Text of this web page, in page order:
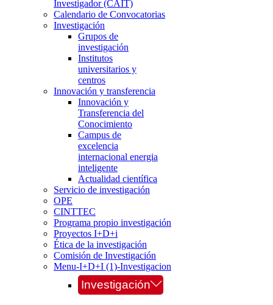
Investigador (CAIT)
Calendario de Convocatorias
Investigación
Grupos de
investigación
Institutos
universitarios y
centros
Innovación y transferencia
Innovación y
Transferencia del
Conocimiento
Campus de
excelencia
internacional energia
inteligente
Actualidad científica
Servicio de investigación
OPE
CINTTEC
Programa propio investigación
Proyectos I+D+i
Ética de la investigación
Comisión de Investigación
Menu-I+D+I (1)-Investigacion
Investigación